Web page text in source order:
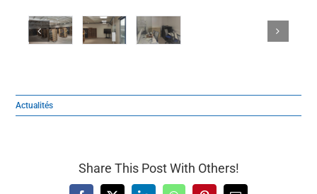
Actualités
Share This Post With Others!